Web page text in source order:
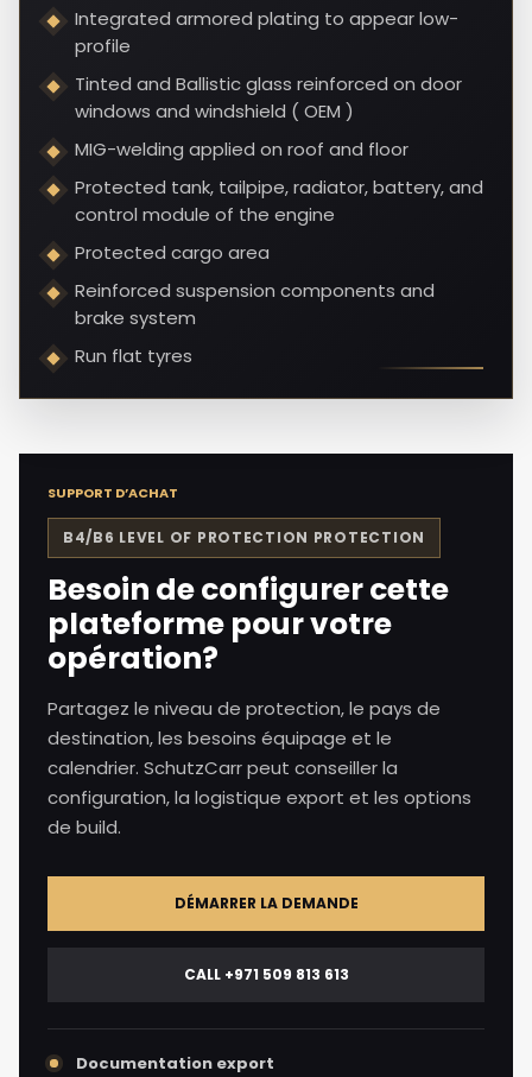
Integrated armored plating to appear low-
profile
Tinted and Ballistic glass reinforced on door
windows and windshield ( OEM )
MIG-welding applied on roof and floor
Protected tank, tailpipe, radiator, battery, and
control module of the engine
Protected cargo area
Reinforced suspension components and
brake system
Run flat tyres
SUPPORT D’ACHAT
B4/B6 LEVEL OF PROTECTION PROTECTION
Besoin de configurer cette
plateforme pour votre
opération?
Partagez le niveau de protection, le pays de
destination, les besoins équipage et le
calendrier. SchutzCarr peut conseiller la
configuration, la logistique export et les options
de build.
DÉMARRER LA DEMANDE
CALL +971 509 813 613
Documentation export